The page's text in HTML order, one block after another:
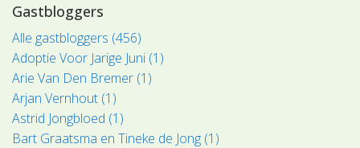
Gastbloggers
Alle gastbloggers (456)
Adoptie Voor Jarige Juni (1)
Arie Van Den Bremer (1)
Arjan Vernhout (1)
Astrid Jongbloed (1)
Bart Graatsma en Tineke de Jong (1)